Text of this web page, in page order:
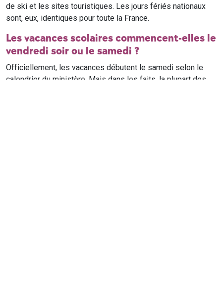
de ski et les sites touristiques. Les jours fériés nationaux
sont, eux, identiques pour toute la France.
Les vacances scolaires commencent-elles le
vendredi soir ou le samedi ?
Officiellement, les vacances débutent le samedi selon le
calendrier du ministère. Mais dans les faits, la plupart des